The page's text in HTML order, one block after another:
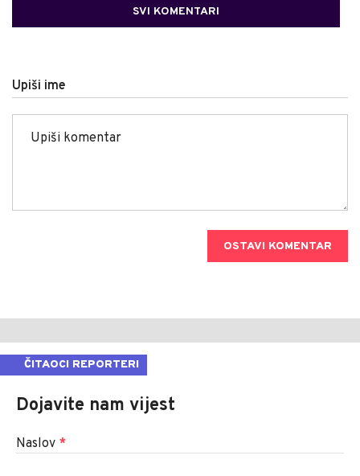
SVI KOMENTARI
Upiši ime
OSTAVI KOMENTAR
ČITAOCI REPORTERI
Dojavite nam vijest
Naslov *